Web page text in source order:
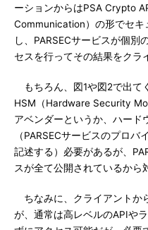
ーションからはPSA Crypto
Communication）の形でセキ
し、PARSECサービスが個別
セスを行ってその結果をクラ
もちろん、図1や図2で出て
HSM（Hardware Security
アベンダーというか、ハード
（PARSECサービスのプロ
記述する）必要があるが、
スが全て公開されているから
ちなみに、クライアントか
が、通常は高レベルのAPIや